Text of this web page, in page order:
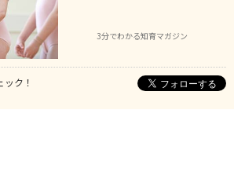
3分でわかる知育マガジン
ク！